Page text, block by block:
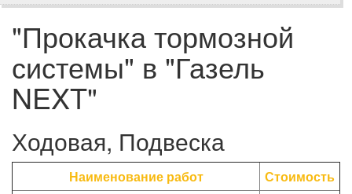
"Прокачка тормозной
системы" в "Газель
NEXT"
Ходовая, Подвеска
Наименование работ
Стоимость